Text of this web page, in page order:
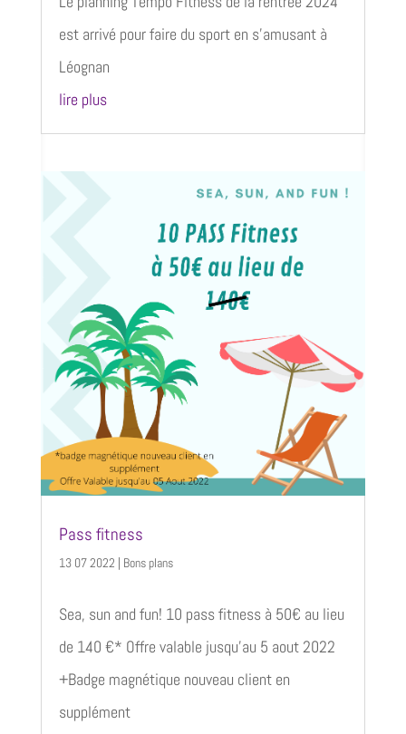
est arrivé pour faire du sport en s’amusant à
Léognan
lire plus
Pass fitness
13 07 2022 Bons plans
Sea, sun and fun! 10 pass fitness à 50€ au lieu
de 140 €* Offre valable jusqu'au 5 aout 2022
+Badge magnétique nouveau client en
supplément